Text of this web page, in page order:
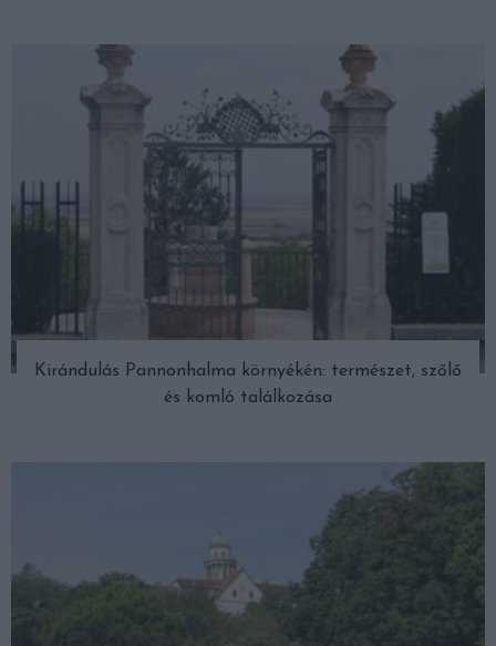
Kirándulás Pannonhalma környékén: természet, szőlő
és komló találkozása